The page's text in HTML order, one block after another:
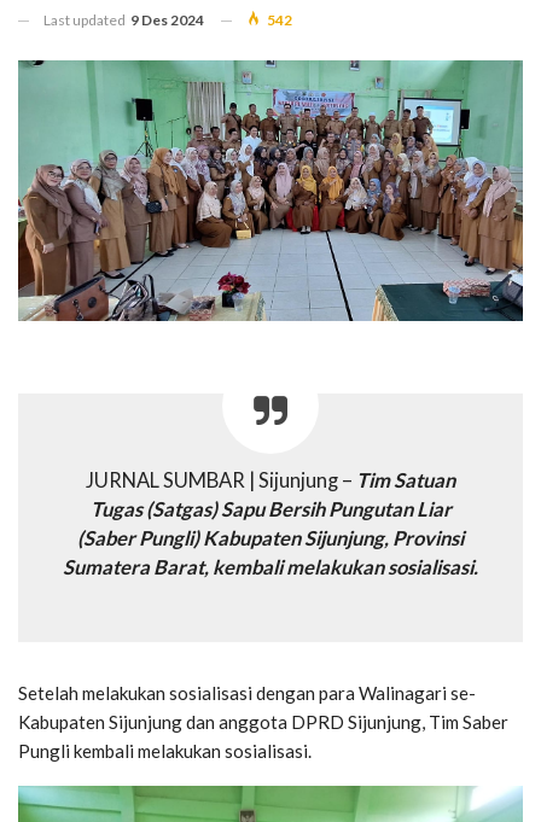
Last updated 9 Des 2024 542
JURNAL SUMBAR | Sijunjung – Tim Satuan
Tugas (Satgas) Sapu Bersih Pungutan Liar
(Saber Pungli) Kabupaten Sijunjung, Provinsi
Sumatera Barat, kembali melakukan sosialisasi.
Setelah melakukan sosialisasi dengan para Walinagari se-
Kabupaten Sijunjung dan anggota DPRD Sijunjung, Tim Saber
Pungli kembali melakukan sosialisasi.